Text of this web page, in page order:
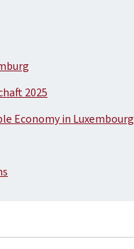
2025
Economy in Luxembourg